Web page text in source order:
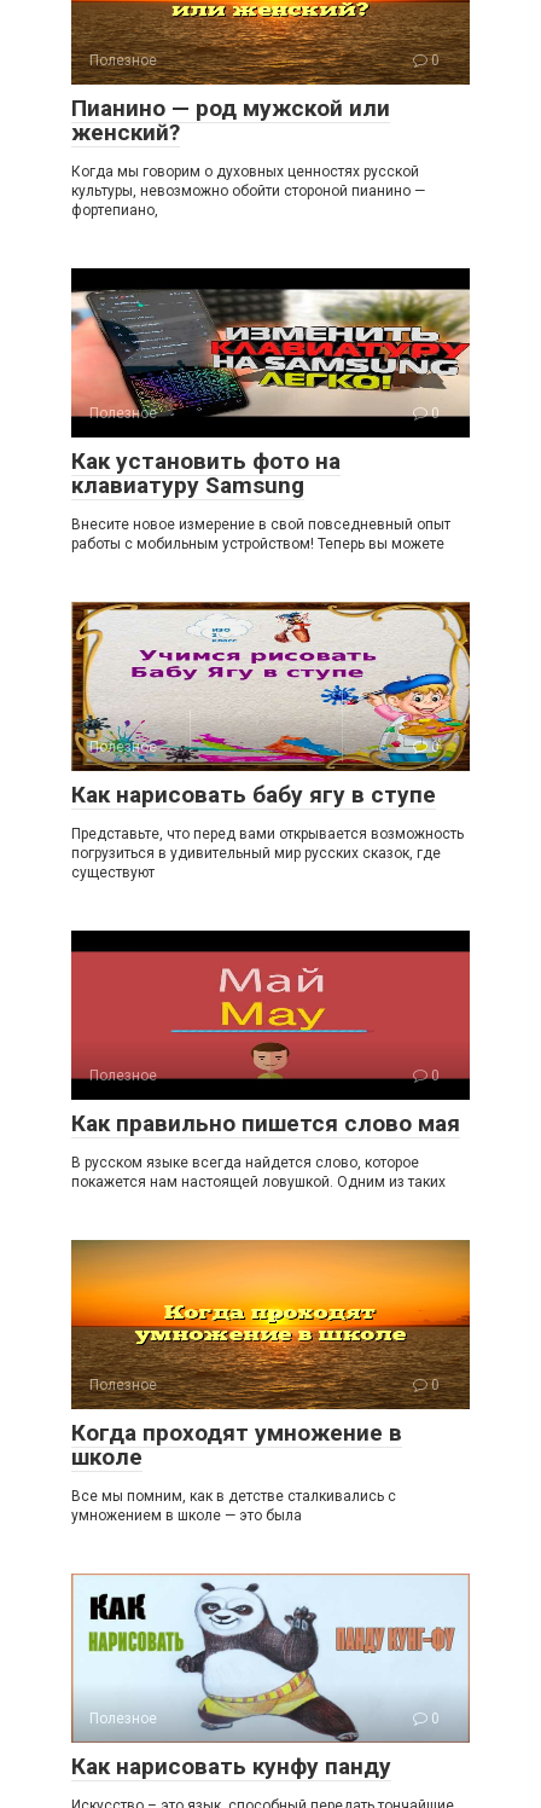
Полезное 0
Пианино — род мужской или
женский?
Когда мы говорим о духовных ценностях русской
культуры, невозможно обойти стороной пианино —
фортепиано,
Полезное 0
Как установить фото на
клавиатуру Samsung
Внесите новое измерение в свой повседневный опыт
работы с мобильным устройством! Теперь вы можете
Полезное 0
Как нарисовать бабу ягу в ступе
Представьте, что перед вами открывается возможность
погрузиться в удивительный мир русских сказок, где
существуют
Полезное 0
Как правильно пишется слово мая
В русском языке всегда найдется слово, которое
покажется нам настоящей ловушкой. Одним из таких
Полезное 0
Когда проходят умножение в
школе
Все мы помним, как в детстве сталкивались с
умножением в школе — это была
Полезное 0
Как нарисовать кунфу панду